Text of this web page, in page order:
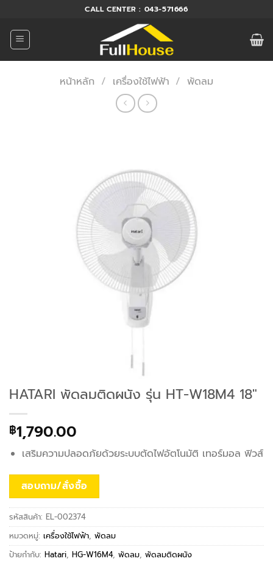
ยัง
เนื้อหา
CALL CENTER : 043-571666
หน้าหลัก / เครื่องใช้ไฟฟ้า / พัดลม
HATARI พัดลมติดผนัง รุ่น HT-W18M4 18″
฿1,790.00
เสริมความปลอดภัยด้วยระบบตัดไฟอัตโนมัติ เทอร์มอล ฟิวส์
สอบถาม/สั่งซื้อ
รหัสสินค้า: EL-002374
หมวดหมู่: เครื่องใช้ไฟฟ้า, พัดลม
ป้ายกำกับ: Hatari, HG-W16M4, พัดลม, พัดลมติดผนัง